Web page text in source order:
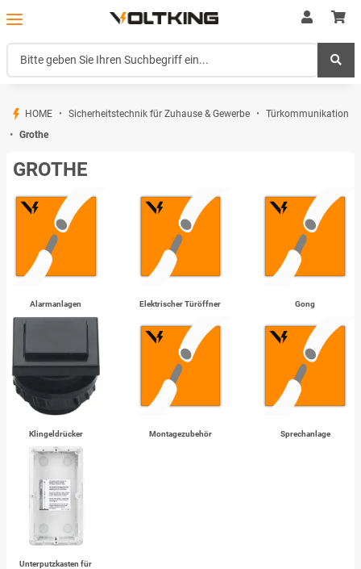
HOME Sicherheitstechnik für Zuhause & Gewerbe
Türkommunikation
Grothe
GROTHE
Alarmanlagen Elektrischer Türöffner Gong
Klingeldrücker Montagezubehör Sprechanlage
Unterputzkasten für